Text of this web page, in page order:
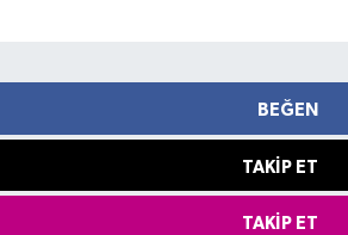
BEĞEN
TAKIP ET
TAKIP ET